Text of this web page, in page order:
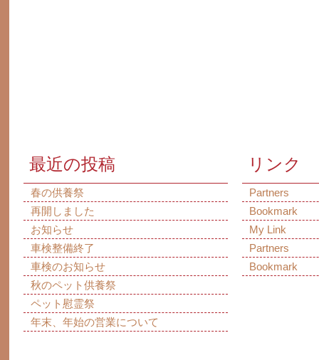
最近の投稿
春の供養祭
再開しました
お知らせ
車検整備終了
車検のお知らせ
秋のペット供養祭
ペット慰霊祭
年末、年始の営業について
リンク
Partners
Bookmark
My Link
Partners
Bookmark